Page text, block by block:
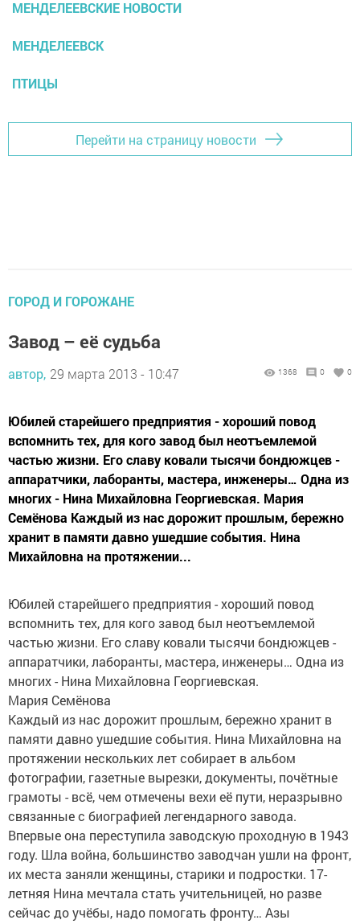
МЕНДЕЛЕЕВСКИЕ НОВОСТИ
МЕНДЕЛЕЕВСК
ПТИЦЫ
Перейти на страницу новости
ГОРОД И ГОРОЖАНЕ
Завод – её судьба
автор, 29 марта 2013 - 10:47 1368 0 0
Юбилей старейшего предприятия - хороший повод
вспомнить тех, для кого завод был неотъемлемой
частью жизни. Его славу ковали тысячи бондюжцев -
аппаратчики, лаборанты, мастера, инженеры… Одна из
многих - Нина Михайловна Георгиевская. Мария
Семёнова Каждый из нас дорожит прошлым, бережно
хранит в памяти давно ушедшие события. Нина
Михайловна на протяжении...
Юбилей старейшего предприятия - хороший повод
вспомнить тех, для кого завод был неотъемлемой
частью жизни. Его славу ковали тысячи бондюжцев -
аппаратчики, лаборанты, мастера, инженеры… Одна из
многих - Нина Михайловна Георгиевская.
Мария Семёнова
Каждый из нас дорожит прошлым, бережно хранит в
памяти давно ушедшие события. Нина Михайловна на
протяжении нескольких лет собирает в альбом
фотографии, газетные вырезки, документы, почётные
грамоты - всё, чем отмечены вехи её пути, неразрывно
связанные с биографией легендарного завода.
Впервые она переступила заводскую проходную в 1943
году. Шла война, большинство заводчан ушли на фронт,
их места заняли женщины, старики и подростки. 17-
летняя Нина мечтала стать учительницей, но разве
сейчас до учёбы, надо помогать фронту… Азы